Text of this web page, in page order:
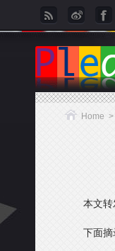
Home
本文转
下面